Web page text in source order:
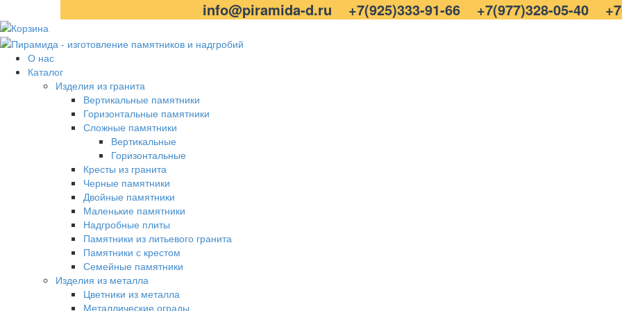
info@piramida-d.ru +7(925)333-91-66 +7(977)328-05-40
О нас
Каталог
Изделия из гранита
Вертикальные памятники
Горизонтальные памятники
Сложные памятники
Вертикальные
Горизонтальные
Кресты из гранита
Черные памятники
Двойные памятники
Маленькие памятники
Надгробные плиты
Памятники из литьевого гранита
Памятники с крестом
Семейные памятники
Изделия из металла
Цветники из металла
Металлические ограды